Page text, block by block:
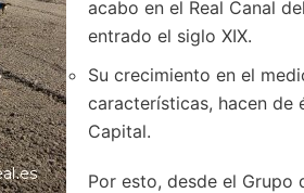
acabo en el Real Canal
entrado el siglo XIX.
Su crecimiento en el
características, hacen de
Capital.
Por esto, desde el Grupo